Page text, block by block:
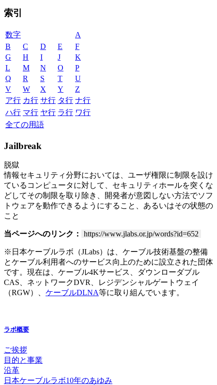
索引
数字
A
B
C D E
F
G
H I J
K
L
M N O
P
Q
R S T
U
V
W X Y
Z
ア行 カ行 サ行 タ行 ナ行
ハ行 マ行 ヤ行 ラ行 ワ行
全ての用語
Jailbreak
脱獄
情報セキュリティ分野においては、ユーザ権限に制限を設け
ているコンピュータに対して、セキュリティホールを突くな
どしてその制限を取り除き、開発者が意図しない方法でソフ
トウェアを動作できるようにすること、あるいはその状態の
こと
当ページへのリンク： https://www.jlabs.or.jp/words?id=652
※日本ケーブルラボ（JLabs）は、ケーブル技術基盤の整備
とケーブル利用者へのサービス向上のために設立された団体
です。現在は、ケーブル4Kサービス、ダウンローダブル
CAS、ネットワークDVR、レジデンシャルゲートウェイ
（RGW）、 ケーブルDLNA等に取り組んでいます。
ラボ概要
ご挨拶
目的と事業
沿革
日本ケーブルラボ10年のあゆみ